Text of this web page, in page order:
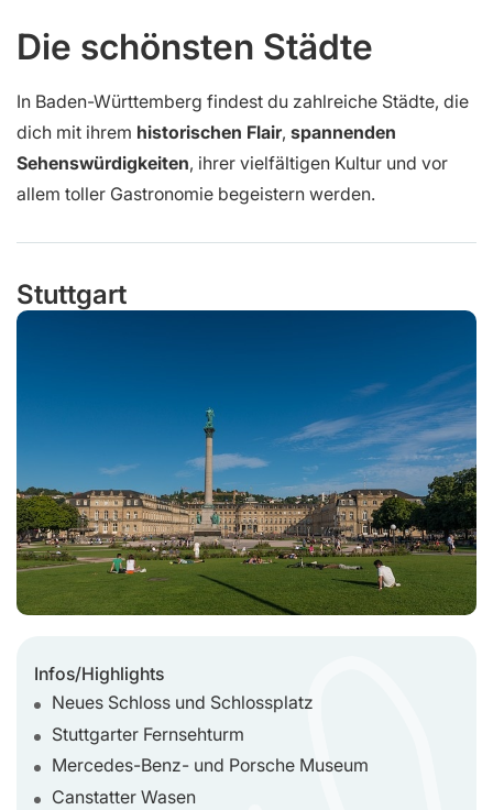
Die schönsten Städte
In Baden-Württemberg findest du zahlreiche Städte, die
dich mit ihrem historischen Flair, spannenden
Sehenswürdigkeiten, ihrer vielfältigen Kultur und vor
allem toller Gastronomie begeistern werden.
Stuttgart
Infos/Highlights
Neues Schloss und Schlossplatz
Stuttgarter Fernsehturm
Mercedes-Benz- und Porsche Museum
Canstatter Wasen